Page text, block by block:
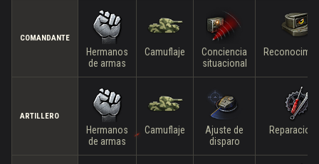
COMANDANTE
Hermanos
de armas
Camuflaje
Conciencia
situacional
ARTILLERO
Hermanos
de armas
Camuflaje
Ajuste de
disparo